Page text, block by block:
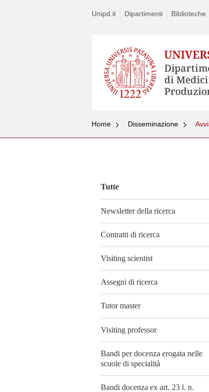
Unipd.it Dipartimenti Biblioteche
Home Disseminazione
Tutte
Newsletter della ricerca
Contratti di ricerca
Visiting scientist
Assegni di ricerca
Tutor master
Visiting professor
Bandi per docenza erogata nelle
scuole di specialità
Bandi docenza ex art. 23 l. n.